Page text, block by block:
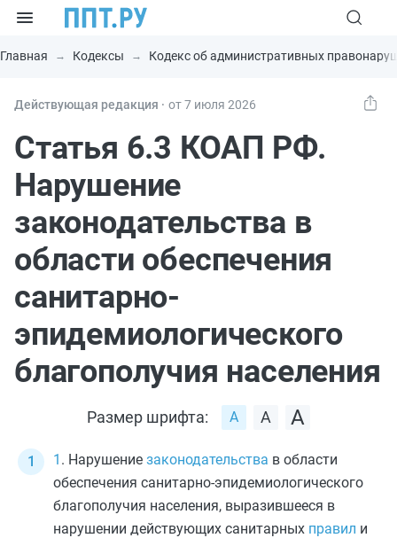
Главная Кодексы Кодекс об административных
Действующая редакция ⸱ от 7 июля 2026
Статья 6.3 КОАП РФ.
Нарушение
законодательства в
области обеспечения
санитарно-
эпидемиологического
благополучия населения
Размер шрифта:
1 . Нарушение законодательства в области
обеспечения санитарно-эпидемиологического
благополучия населения, выразившееся в
нарушении действующих санитарных правил и